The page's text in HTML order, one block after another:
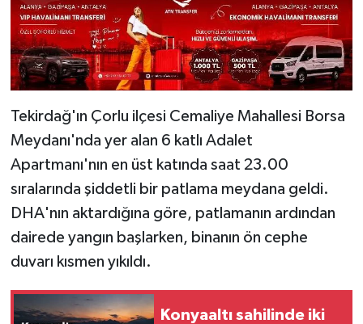
Tekirdağ'ın Çorlu ilçesi Cemaliye Mahallesi Borsa
Meydanı'nda yer alan 6 katlı Adalet
Apartmanı'nın en üst katında saat 23.00
sıralarında şiddetli bir patlama meydana geldi.
DHA'nın aktardığına göre, patlamanın ardından
dairede yangın başlarken, binanın ön cephe
duvarı kısmen yıkıldı.
Konyaaltı sahilinde iki